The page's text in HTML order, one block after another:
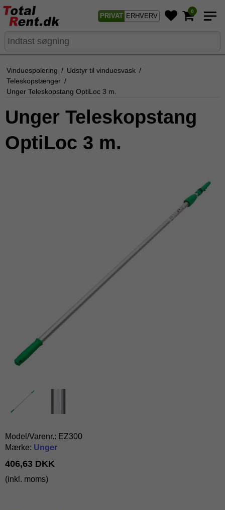
PRIVAT ERHVERV
0
Vinduespolering / Udstyr til vinduesvask /
Teleskopstænger /
Unger Teleskopstang OptiLoc 3 m.
Unger Teleskopstang
OptiLoc 3 m.
Model/Varenr.: EZ300
Mærke: Unger
406,63 DKK
(inkl. moms)